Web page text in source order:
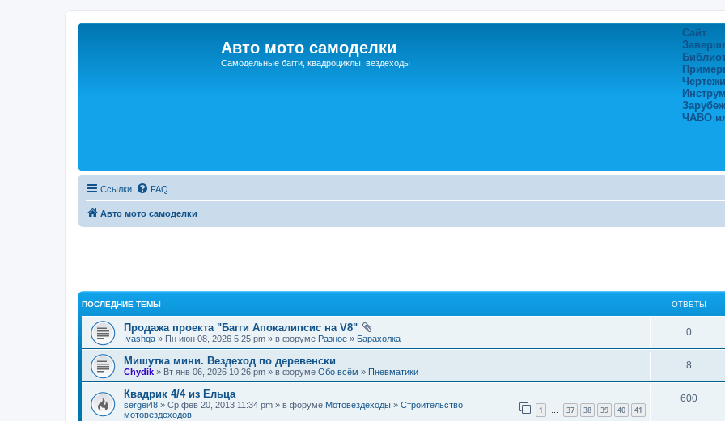
Авто мото самоделки
Самодельные багги, квадроциклы, вездеходы
Сайт
ЧАВО
Ссылки FAQ
Авто мото самоделки
ПОСЛЕДНИЕ ТЕМЫ ОТВЕТЫ
Продажа проекта "Багги Апокалипсис на V8"
Ivashqa » Пн июн 08, 2026 5:25 pm » в форуме Разное » Барахолка
0
Мишутка мини. Вездеход по деревенски
Chydik » Вт янв 06, 2026 10:26 pm » в форуме Обо всём » Пневматики
8
Квадрик 4/4 из Ельца
1 … 37 38 39 40 41
sergei48 » Ср фев 20, 2013 11:34 pm » в форуме Мотовездеходы » Строительство
мотовездеходов
600